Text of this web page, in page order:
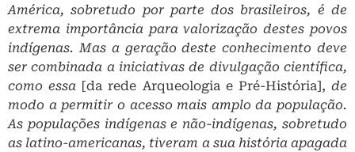
América, sobretudo por parte dos brasileiros, é de
extrema importância para valorização destes povos
indígenas. Mas a geração deste conhecimento deve
ser combinada a iniciativas de divulgação científica,
como essa [da rede Arqueologia e Pré-História],de
modo a permitir o acesso mais amplo da população.
As populações indígenas e não-indígenas, sobretudo
as latino-americanas, tiveram a sua história apagada